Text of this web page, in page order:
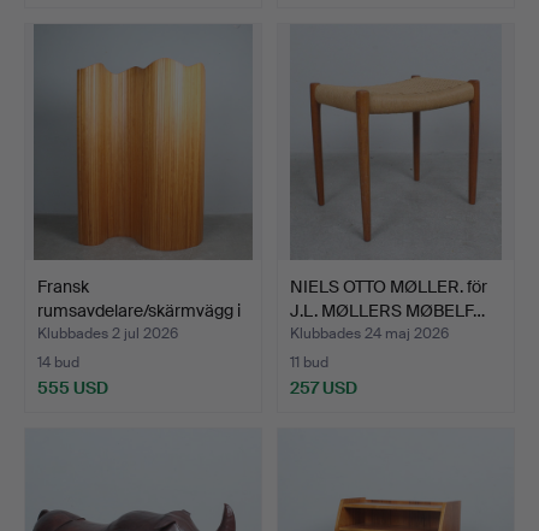
Fransk
rumsavdelare/skärmvägg i
bokträ frå…
Klubbades 2 jul 2026
14 bud
555 USD
NIELS OTTO MØLLER. för
J.L. MØLLERS MØBELF…
Klubbades 24 maj 2026
11 bud
257 USD